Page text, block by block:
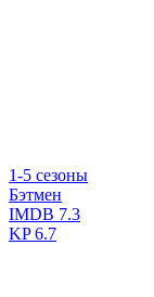
1-5 сезоны
Бэтмен
IMDB 7.3
KP6.7